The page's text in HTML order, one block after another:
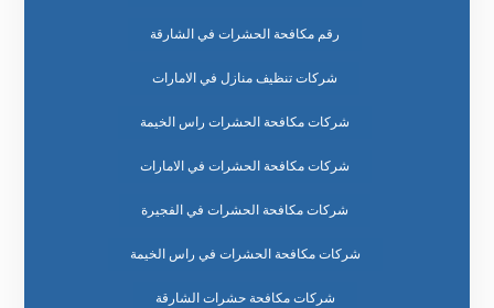
رقم مكافحة الحشرات في الشارقة
شركات تنظيف منازل في الامارات
شركات مكافحة الحشرات راس الخيمة
شركات مكافحة الحشرات في الامارات
شركات مكافحة الحشرات في الفجيرة
شركات مكافحة الحشرات في راس الخيمة
شركات مكافحة حشرات الشارقة